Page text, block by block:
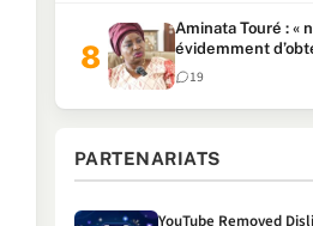
Aminata Touré : «
évidemment
parlementaire »
19
PARTENARIATS
YouTube Removed